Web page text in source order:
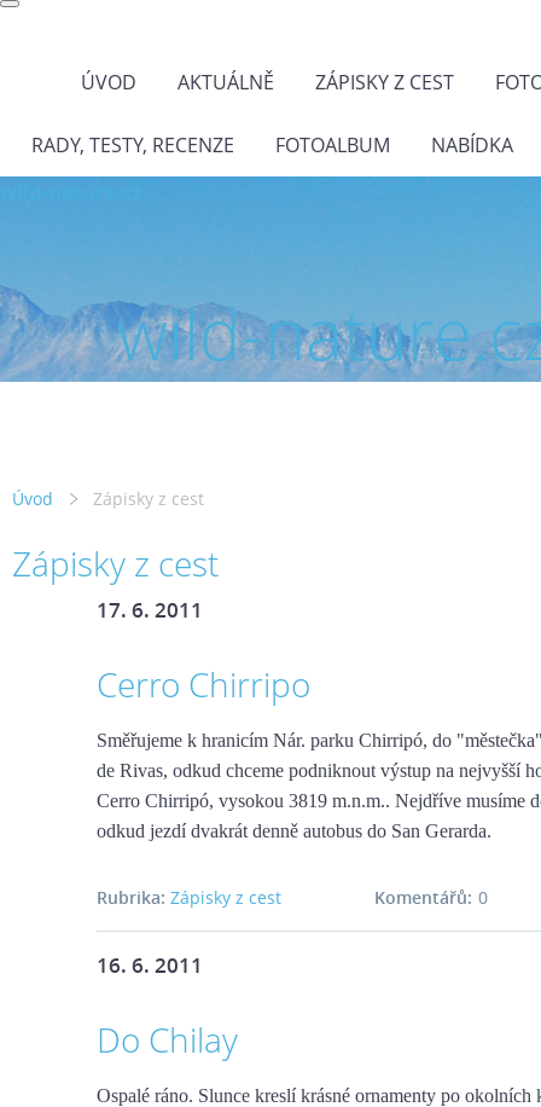
ÚVOD AKTUÁLNĚ ZÁPISKY Z CEST
RADY, TESTY, RECENZE FOTOALBUM NABÍDKA
wild-
Úvod Zápisky z cest
Zápisky z cest
17. 6. 2011
Cerro Chirripo
Směřujeme k hranicím Nár. parku Chirripó, do
de Rivas, odkud chceme podniknout výstup na nejvyšší
Cerro Chirripó, vysokou 3819 m.n.m.. Nejdříve musíme
odkud jezdí dvakrát denně autobus do San Gerarda.
Rubrika: Zápisky z cest 0
Komentářů:
16. 6. 2011
Do Chilay
Ospalé ráno. Slunce kreslí krásné ornamenty po okolních